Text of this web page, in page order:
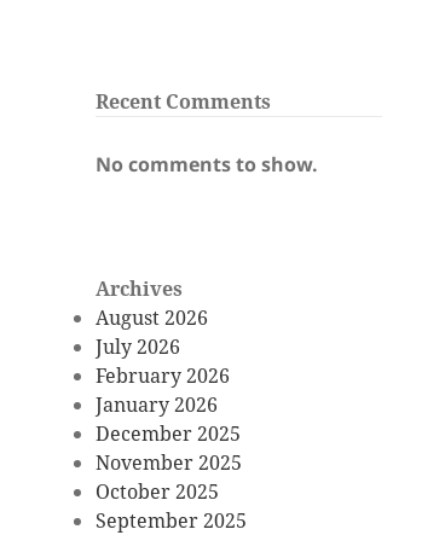
Recent Comments
No comments to show.
Archives
August 2026
July 2026
February 2026
January 2026
December 2025
November 2025
October 2025
September 2025